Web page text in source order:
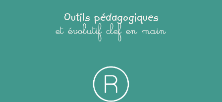
Outils pédagogiques
et évolutif clef en main